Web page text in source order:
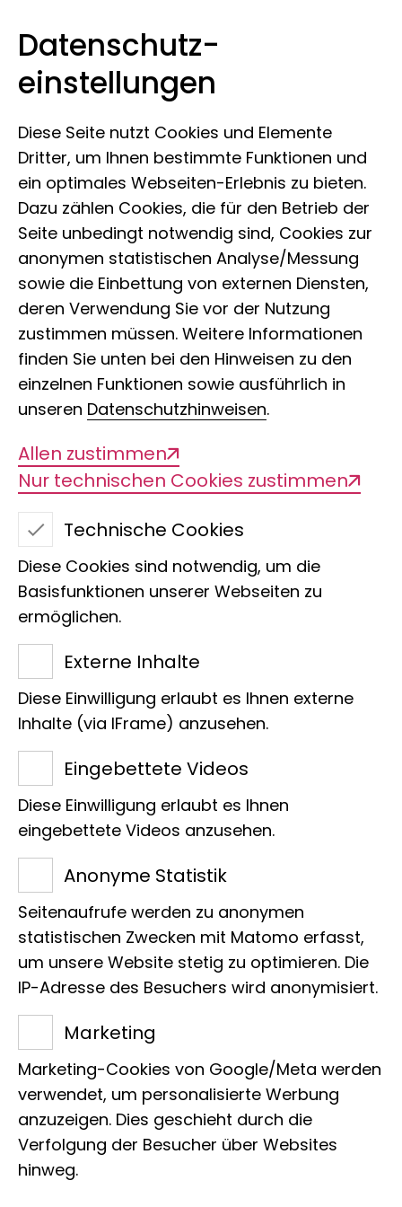
Zum Inhalt springen
Museum Koenig Bonn
Wildnis der Arktis
Leben im ewigen Eis
Laufzeit
20.02.2025 - 27.04.2025
Ort
Cafeteria
Ausstellungsart
Fotoausstellung
Datenschutz­
einstellungen
Diese Seite nutzt Cookies und Elemente
Dritter, um Ihnen bestimmte Funktionen und
ein optimales Webseiten-Erlebnis zu bieten.
Dazu zählen Cookies, die für den Betrieb der
Seite unbedingt notwendig sind, Cookies zur
anonymen statistischen Analyse/Messung
sowie die Einbettung von externen Diensten,
deren Verwendung Sie vor der Nutzung
zustimmen müssen. Weitere Informationen
finden Sie unten bei den Hinweisen zu den
einzelnen Funktionen sowie ausführlich in
unseren Datenschutzhinweisen.
Allen zustimmen
Nur technischen Cookies zustimmen
Technische Cookies
Diese Cookies sind notwendig, um die
Basisfunktionen unserer Webseiten zu
ermöglichen.
Externe Inhalte
Diese Einwilligung erlaubt es Ihnen externe
Inhalte (via IFrame) anzusehen.
Eingebettete Videos
Diese Einwilligung erlaubt es Ihnen
eingebettete Videos anzusehen.
Anonyme Statistik
Seitenaufrufe werden zu anonymen
statistischen Zwecken mit Matomo erfasst,
um unsere Website stetig zu optimieren. Die
IP-Adresse des Besuchers wird anonymisiert.
Marketing
Marketing-Cookies von Google/Meta werden
verwendet, um personalisierte Werbung
anzuzeigen. Dies geschieht durch die
Verfolgung der Besucher über Websites
hinweg.